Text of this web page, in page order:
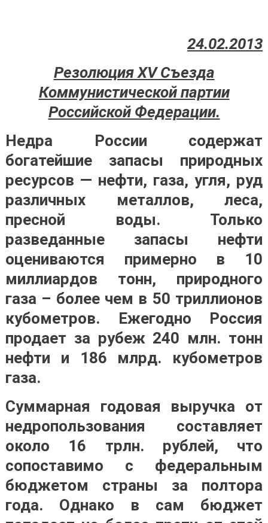
24.02.2013
Резолюция XV Cъезда
Коммунистической партии
Российской Федерации.
Недра России содержат
богатейшие запасы природных
ресурсов — нефти, газа, угля, руд
различных металлов, леса,
пресной воды. Только
разведанные запасы нефти
оцениваются примерно в 10
миллиардов тонн, природного
газа – более чем в 50 триллионов
кубометров. Ежегодно Россия
продает за рубеж 240 млн. тонн
нефти и 186 млрд. кубометров
газа.
Суммарная годовая выручка от
недропользования составляет
около 16 трлн. рублей, что
сопоставимо с федеральным
бюджетом страны за полтора
года. Однако в сам бюджет